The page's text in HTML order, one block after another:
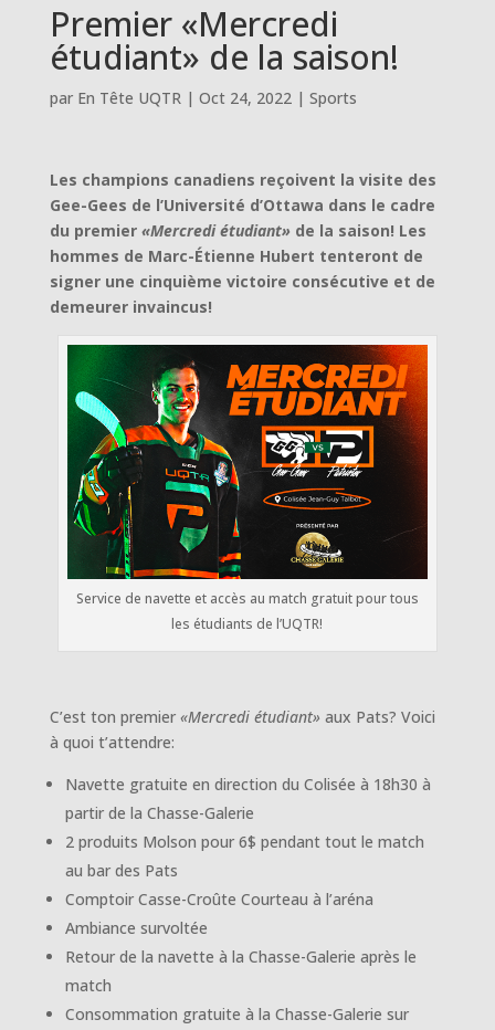
Premier «Mercredi
étudiant» de la saison!
par En Tête UQTR| Oct 24, 2022| Sports
Les champions canadiens reçoivent la visite des
Gee-Gees de l’Université d’Ottawa dans le cadre
du premier «Mercredi étudiant» de la saison! Les
hommes de Marc-Étienne Hubert tenteront de
signer une cinquième victoire consécutive et de
demeurer invaincus!
Service de navette et accès au match gratuit pour tous
les étudiants de l’UQTR!
C’est ton premier «Mercredi étudiant» aux Pats? Voici
à quoi t’attendre:
Navette gratuite en direction du Colisée à 18h30 à
partir de la Chasse-Galerie
2 produits Molson pour 6$ pendant tout le match
au bar des Pats
Comptoir Casse-Croûte Courteau à l’aréna
Ambiance survoltée
Retour de la navette à la Chasse-Galerie après le
match
Consommation gratuite à la Chasse-Galerie sur